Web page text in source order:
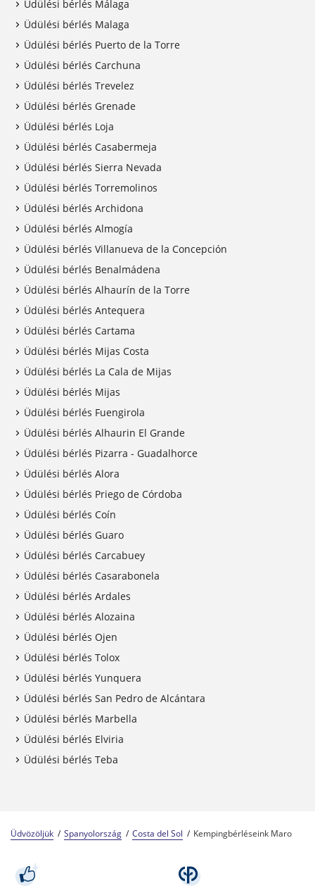
Üdülési bérlés Málaga
Üdülési bérlés Malaga
Üdülési bérlés Puerto de la Torre
Üdülési bérlés Carchuna
Üdülési bérlés Trevelez
Üdülési bérlés Grenade
Üdülési bérlés Loja
Üdülési bérlés Casabermeja
Üdülési bérlés Sierra Nevada
Üdülési bérlés Torremolinos
Üdülési bérlés Archidona
Üdülési bérlés Almogía
Üdülési bérlés Villanueva de la Concepción
Üdülési bérlés Benalmádena
Üdülési bérlés Alhaurín de la Torre
Üdülési bérlés Antequera
Üdülési bérlés Cartama
Üdülési bérlés Mijas Costa
Üdülési bérlés La Cala de Mijas
Üdülési bérlés Mijas
Üdülési bérlés Fuengirola
Üdülési bérlés Alhaurin El Grande
Üdülési bérlés Pizarra - Guadalhorce
Üdülési bérlés Alora
Üdülési bérlés Priego de Córdoba
Üdülési bérlés Coín
Üdülési bérlés Guaro
Üdülési bérlés Carcabuey
Üdülési bérlés Casarabonela
Üdülési bérlés Ardales
Üdülési bérlés Alozaina
Üdülési bérlés Ojen
Üdülési bérlés Tolox
Üdülési bérlés Yunquera
Üdülési bérlés San Pedro de Alcántara
Üdülési bérlés Marbella
Üdülési bérlés Elviria
Üdülési bérlés Teba
Üdvözöljük Spanyolország Costa del Sol Kempingbérléseink Maro